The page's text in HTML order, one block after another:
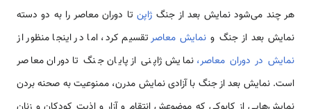
هر چند می‌شود نمایش بعد از جنگ ژاپن تا دوران معاصر را به دو دسته
نمایش بعد از جنگ و نمایش معاصرتقسیم کرد، اما در اینجا منظور از
نمایش در دوران معاصر، نمایش ژاپنی از پایان جنگ تا دوران معاصر
است. نمایش بعد از جنگ با آزادی نمایش مدرن، ممنوعیت به صحنه بردن